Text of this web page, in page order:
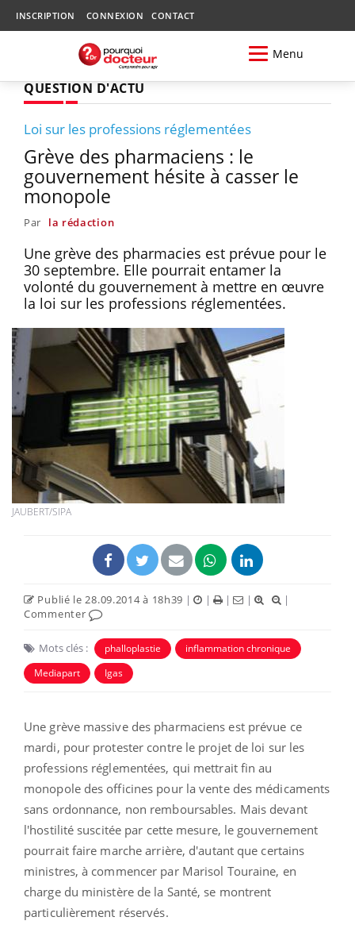
INSCRIPTION CONNEXION CONTACT
Menu
QUESTION D'ACTU
Loi sur les professions réglementées
Grève des pharmaciens : le
gouvernement hésite à casser le
monopole
Par la rédaction
Une grève des pharmacies est prévue pour le
30 septembre. Elle pourrait entamer la
volonté du gouvernement à mettre en œuvre
la loi sur les professions réglementées.
JAUBERT/SIPA
Publié le 28.09.2014 à 18h39 | | | |
|
Commenter
Mots clés : phalloplastie
inflammation chronique
Mediapart
Igas
Une grève massive des pharmaciens est prévue ce
mardi, pour protester contre le projet de loi sur les
professions réglementées, qui mettrait fin au
monopole des officines pour la vente des médicaments
sans ordonnance, non remboursables. Mais devant
l'hostilité suscitée par cette mesure, le gouvernement
pourrait faire marche arrière, d'autant que certains
ministres, à commencer par Marisol Touraine, en
charge du ministère de la Santé, se montrent
particulièrement réservés.